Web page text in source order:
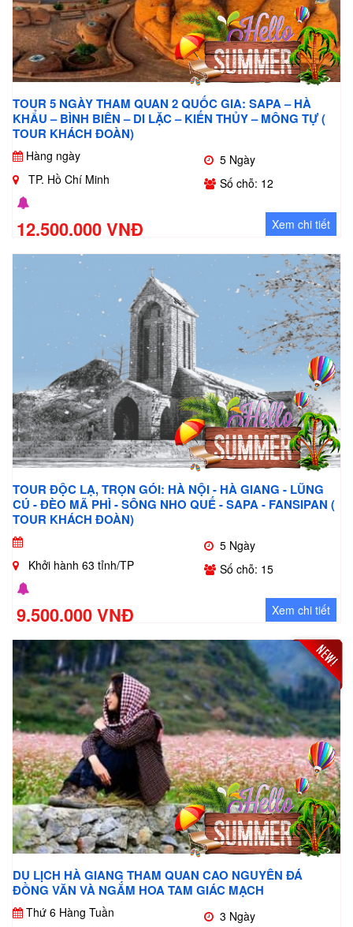
TOUR 5 NGÀY THAM QUAN 2 QUỐC GIA: SAPA – HÀ
KHẨU – BÌNH BIÊN – DI LẶC – KIẾN THỦY – MÔNG TỰ (
TOUR KHÁCH ĐOÀN)
Hàng ngày
5 Ngày
TP. Hồ Chí Minh
Số chỗ: 12
12.500.000 VNĐ Xem chi tiết
TOUR ĐỘC LẠ, TRỌN GÓI: HÀ NỘI - HÀ GIANG - LŨNG
CÚ - ĐÈO MÃ PHÌ - SÔNG NHO QUẾ - SAPA - FANSIPAN (
TOUR KHÁCH ĐOÀN)
5 Ngày
Khởi hành 63 tỉnh/TP
Số chỗ: 15
9.500.000 VNĐ Xem chi tiết
DU LỊCH HÀ GIANG THAM QUAN CAO NGUYÊN ĐÁ
ĐỒNG VĂN VÀ NGẮM HOA TAM GIÁC MẠCH
Thứ 6 Hàng Tuần
3 Ngày